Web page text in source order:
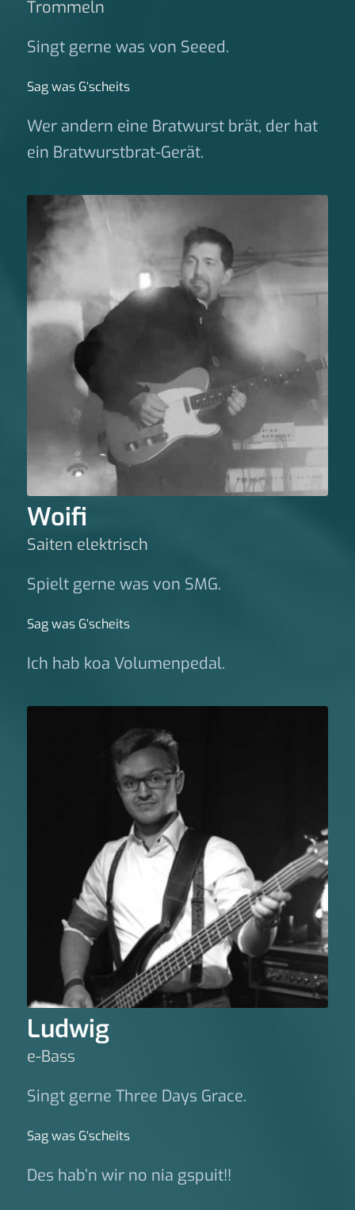
Trommeln
Singt gerne was von Seeed.
Sag was G‘scheits
Wer andern eine Bratwurst brät, der hat
ein Bratwurstbrat-Gerät.
Woifi
Saiten elektrisch
Spielt gerne was von SMG.
Sag was G‘scheits
Ich hab koa Volumenpedal.
Ludwig
e-Bass
Singt gerne Three Days Grace.
Sag was G‘scheits
Des hab’n wir no nia gspuit!!